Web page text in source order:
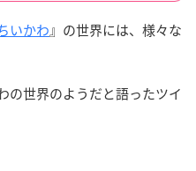
いかわ』の世界には、様々な
の世界のようだと語ったツイ